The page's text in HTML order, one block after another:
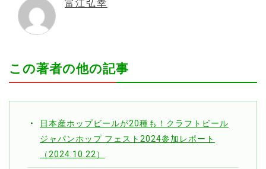
富江弘幸
この著者の他の記事
日本産ホップビールが20種も！クラフトビール
ジャパンホップ フェスト2024参加レポート
（2024.10.22）